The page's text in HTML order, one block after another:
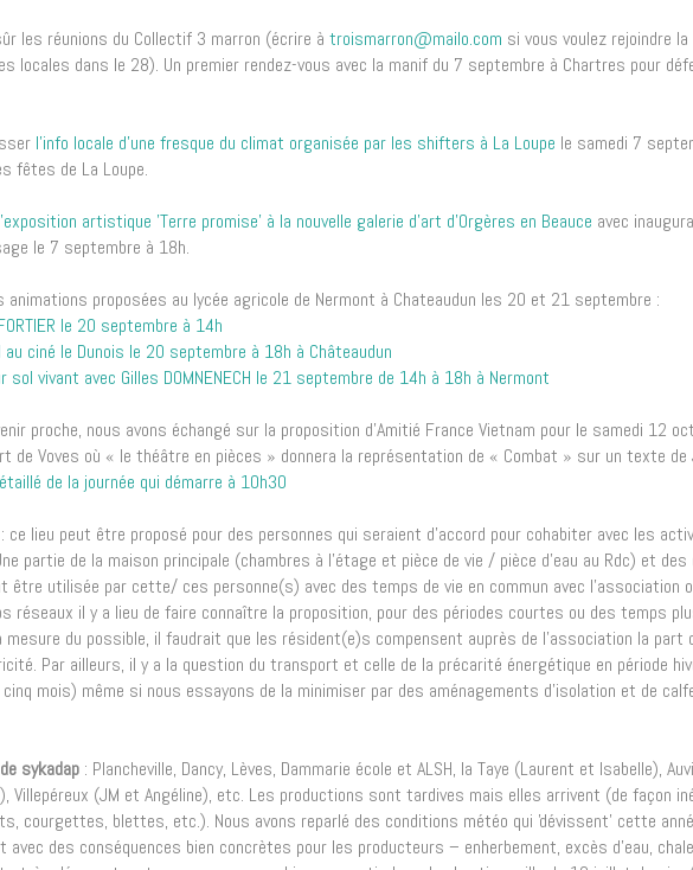
les réunions du Collectif 3 marron (écrire à troismarron@mailo.com si vous voulez rejoindre
locales dans le 28). Un premier rendez-vous avec la manif du 7 septembre à Chartres pour
l’info locale d’une fresque du climat organisée par les shifters à La Loupe le samedi 7
fêtes de La Loupe.
artistique 'Terre promise' à la nouvelle galerie d'art d'Orgères en Beauce avec
le 7 septembre à 18h.
animations proposées au lycée agricole de Nermont à Chateaudun les 20 et 21 septembre :
le 20 septembre à 14h
au ciné le Dunois le 20 septembre à 18h à Châteaudun
vivant avec Gilles DOMNENECH le 21 septembre de 14h à 18h à Nermont
proche, nous avons échangé sur la proposition d’Amitié France Vietnam pour le samedi 12
de Voves où « le théâtre en pièces » donnera la représentation de « Combat » sur un texte de
de la journée qui démarre à 10h30
: ce lieu peut être proposé pour des personnes qui seraient d'accord pour cohabiter avec les
partie de la maison principale (chambres à l’étage et pièce de vie / pièce d’eau au Rdc) et des
être utilisée par cette/ ces personne(s) avec des temps de vie en commun avec l’association
réseaux il y a lieu de faire connaître la proposition, pour des périodes courtes ou des temps
mesure du possible, il faudrait que les résident(e)s compensent auprès de l’association la part
Par ailleurs, il y a la question du transport et celle de la précarité énergétique en période
mois) même si nous essayons de la minimiser par des aménagements d’isolation et de
sykadap : Plancheville, Dancy, Lèves, Dammarie école et ALSH, la Taye (Laurent et Isabelle),
Villepéreux (JM et Angéline), etc. Les productions sont tardives mais elles arrivent (de façon
courgettes, blettes, etc.). Nous avons reparlé des conditions météo qui 'dévissent' cette
des conséquences bien concrètes pour les producteurs – enherbement, excès d’eau,